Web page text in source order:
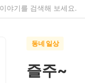
동네 일상
즐주~